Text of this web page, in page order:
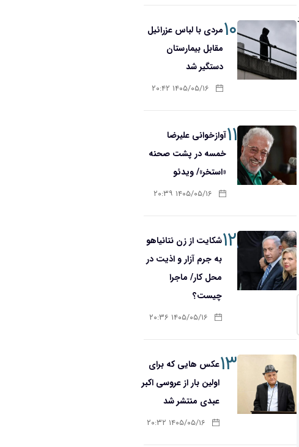
۱۰مردی با لباس عزرائیل
مقابل بیمارستان
دستگیر شد
۱۴۰۵/۰۵/۱۶ ۲۰:۴۲
۱۱آوازخوانی علیرضا
خمسه در پشت صحنه
«استخر»/ ویدئو
۱۴۰۵/۰۵/۱۶ ۲۰:۳۹
۱۲شکایت از زن نتانیاهو
به جرم آزار و اذیت در
محل کار/ ماجرا
چیست؟
۱۴۰۵/۰۵/۱۶ ۲۰:۳۶
۱۳عکس هایی که برای
اولین بار از عروسی اکبر
عبدی منتشر شد
۱۴۰۵/۰۵/۱۶ ۲۰:۳۲